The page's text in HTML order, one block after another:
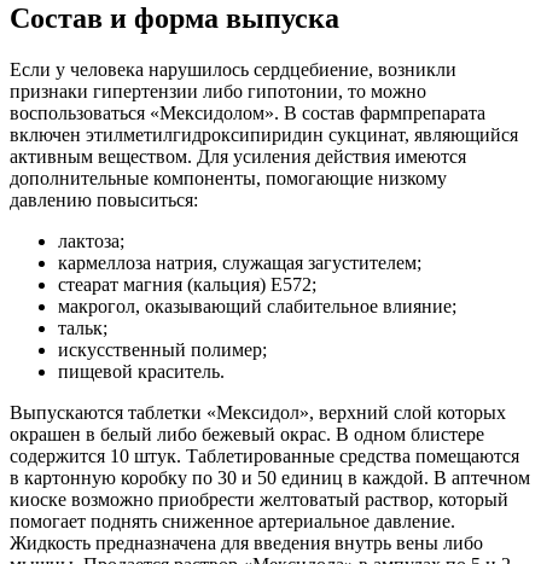
Состав и форма выпуска
Если у человека нарушилось сердцебиение, возникли
признаки гипертензии либо гипотонии, то можно
воспользоваться «Мексидолом». В состав фармпрепарата
включен этилметилгидроксипиридин сукцинат, являющийся
активным веществом. Для усиления действия имеются
дополнительные компоненты, помогающие низкому
давлению повыситься:
лактоза;
кармеллоза натрия, служащая загустителем;
стеарат магния (кальция) Е572;
макрогол, оказывающий слабительное влияние;
тальк;
искусственный полимер;
пищевой краситель.
Выпускаются таблетки «Мексидол», верхний слой которых
окрашен в белый либо бежевый окрас. В одном блистере
содержится 10 штук. Таблетированные средства помещаются
в картонную коробку по 30 и 50 единиц в каждой. В аптечном
киоске возможно приобрести желтоватый раствор, который
помогает поднять сниженное артериальное давление.
Жидкость предназначена для введения внутрь вены либо